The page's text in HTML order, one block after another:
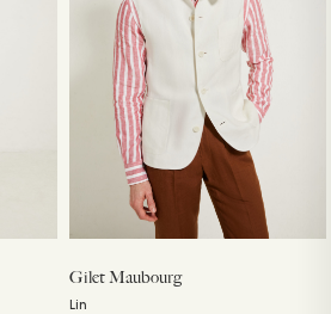
Gilet Maubourg
Lin